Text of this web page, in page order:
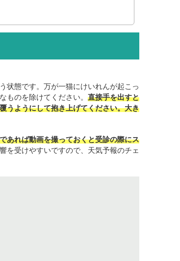
状態です。万が一猫にけいれんが起こっ
ものを除けてください。 直接手を出すと
うようにして抱き上げてください。大き
あれば動画を撮っておくと受診の際にス
を受けやすいですので、天気予報のチェ